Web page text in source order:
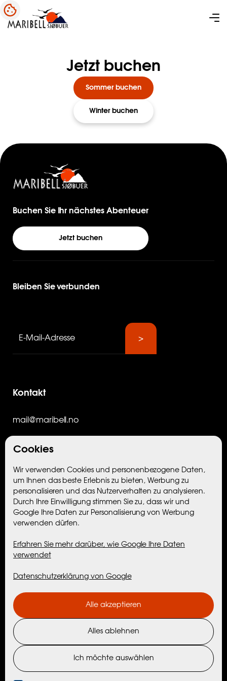
Cookies
Wir verwenden Cookies und personenbezogene Daten,
um Ihnen das beste Erlebnis zu bieten, Werbung zu
personalisieren und das Nutzerverhalten zu analysieren.
Durch Ihre Einwilligung stimmen Sie zu, dass wir und
Google Ihre Daten zur Personalisierung von Werbung
verwenden dürfen.
Erfahren Sie mehr darüber, wie Google Ihre Daten
verwendet
Datenschutzerklärung von Google
Alles ablehnen
Ich möchte auswählen
Alle akzeptieren
Jetzt buchen
Sommer buchen
Winter buchen
Buchen Sie Ihr nächstes Abenteuer
Jetzt buchen
Bleiben Sie verbunden
Kontakt
mail@maribell.no
Org.nr. 998 573 548
Unterkunft
Hütten
Aktivitäten
Maribell Erlebnisse
Nordtind Erlebnisse
Aktivitäten mit Partnern
Erlebnisse in der Umgebung